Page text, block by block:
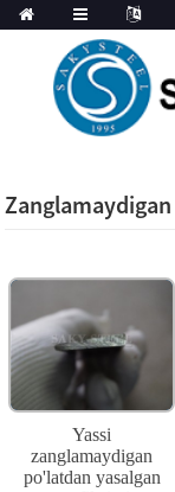
Yassi
zanglamaydigan
po'latdan yasalgan